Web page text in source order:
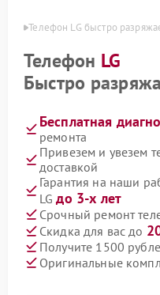
Телефон LG быстро
Телефон LG
Быстро
Бесплатная
ремонта
Привезем и увезем
доставкой
Гарантия на наши
LGдо 3-х лет
Срочный ремонт
Скидка для вас до
Получите 1500
Оригинальные